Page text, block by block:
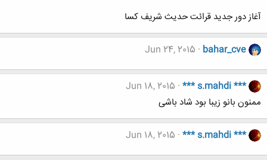
آغاز دور جدید قرائت حدیث شریف کسا
bahar_cve
Jun 24, 2015
*** s.mahdi ***
Jun 18, 2015
ممنون بانو زیبا بود شاد باشی
*** s.mahdi ***
Jun 18, 2015